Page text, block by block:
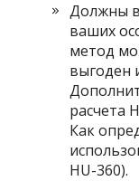
Должны
ваших
метод
выгоден
расчета
Как
HU-360).